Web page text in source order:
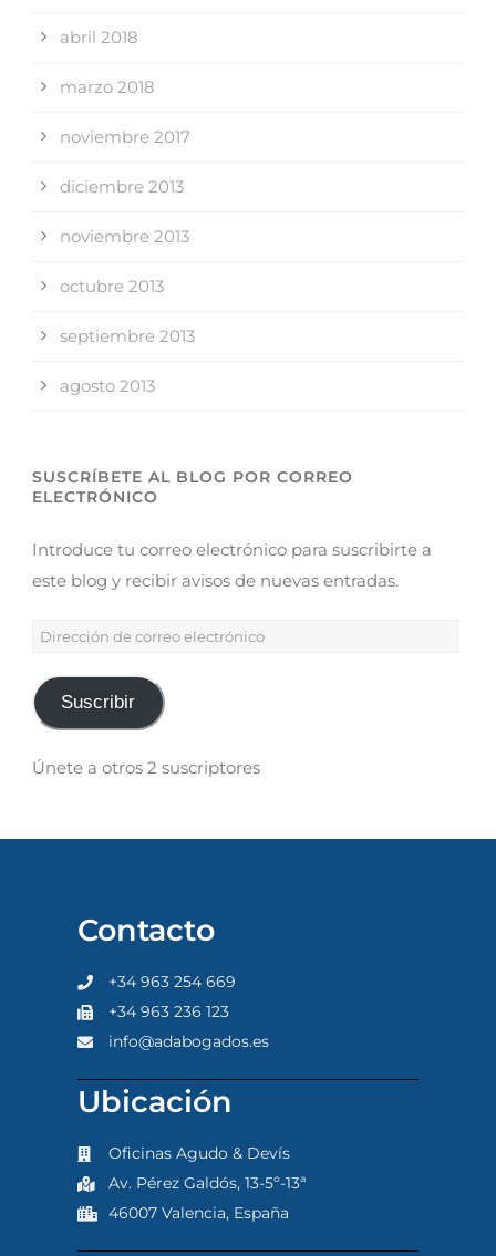
abril 2018
marzo 2018
noviembre 2017
diciembre 2013
noviembre 2013
octubre 2013
septiembre 2013
agosto 2013
SUSCRÍBETE AL BLOG POR CORREO
ELECTRÓNICO
Introduce tu correo electrónico para suscribirte a
este blog y recibir avisos de nuevas entradas.
Suscribir
Únete a otros 2 suscriptores
Contacto
+34 963 254 669
+34 963 236 123
info@adabogados.es
Ubicación
Oficinas Agudo & Devís
Av. Pérez Galdós, 13-5º-13ª
46007 Valencia, España